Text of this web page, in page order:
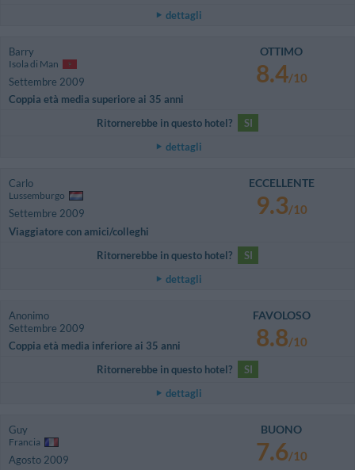
dettagli
Barry
Isola di Man
Settembre 2009
Coppia età media superiore ai 35 anni
OTTIMO
8.4/10
Ritornerebbe in questo hotel?
SI
dettagli
Carlo
Lussemburgo
Settembre 2009
Viaggiatore con amici/colleghi
ECCELLENTE
9.3/10
Ritornerebbe in questo hotel?
SI
dettagli
Anonimo
Settembre 2009
Coppia età media inferiore ai 35 anni
FAVOLOSO
8.8/10
Ritornerebbe in questo hotel?
SI
dettagli
Guy
Francia
Agosto 2009
BUONO
7.6/10